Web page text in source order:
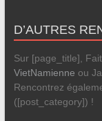
D’AUTRES
Sur [page_title],
VietNamienne ou
Rencontrez
([post_category]) !